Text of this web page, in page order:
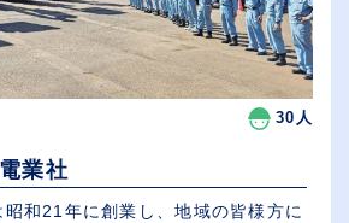
30人
業社
和21年に創業し、地域の皆様方に